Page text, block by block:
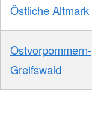
Östliche Altmark
Ostvorpommern-
Greifswald